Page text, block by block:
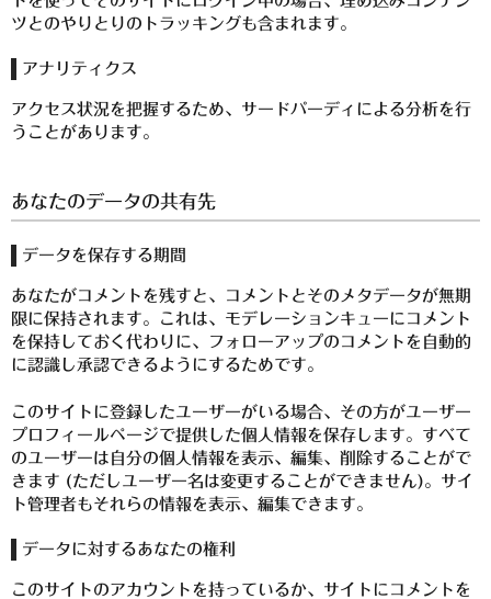
丸西酒造
神川酒造
吹上焼酎
田崎酒造
三和酒類
京屋酒造
雲海酒造
配送について
特定商取引法の表記
お問合わせ
ツとのやりとりのトラッキングも含まれます。
アナリティクス
アクセス状況を把握するため、サードパーディによる分析を行
うことがあります。
あなたのデータの共有先
データを保存する期間
あなたがコメントを残すと、コメントとそのメタデータが無期
限に保持されます。これは、モデレーションキューにコメント
を保持しておく代わりに、フォローアップのコメントを自動的
に認識し承認できるようにするためです。
このサイトに登録したユーザーがいる場合、その方がユーザー
プロフィールページで提供した個人情報を保存します。すべて
のユーザーは自分の個人情報を表示、編集、削除することがで
きます (ただしユーザー名は変更することができません)。サイ
ト管理者もそれらの情報を表示、編集できます。
データに対するあなたの権利
このサイトのアカウントを持っているか、サイトにコメントを